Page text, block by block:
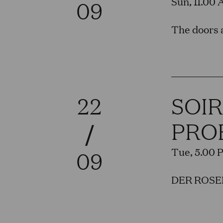
09
The doors
22
/
09
Tue, 5.00
DER